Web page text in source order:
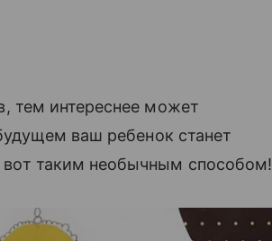
тем интереснее может
ваш ребенок станет
таким необычным способом!